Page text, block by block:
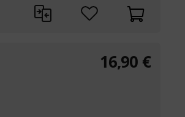
16,90 €